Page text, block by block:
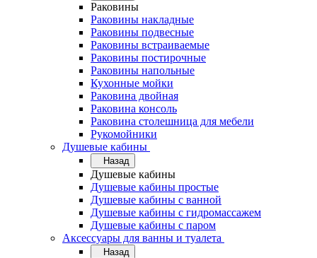
Раковины
Раковины накладные
Раковины подвесные
Раковины встраиваемые
Раковины постирочные
Раковины напольные
Кухонные мойки
Раковина двойная
Раковина консоль
Раковина столешница для мебели
Рукомойники
Душевые кабины
Назад
Душевые кабины
Душевые кабины простые
Душевые кабины с ванной
Душевые кабины с гидромассажем
Душевые кабины с паром
Аксессуары для ванны и туалета
Назад